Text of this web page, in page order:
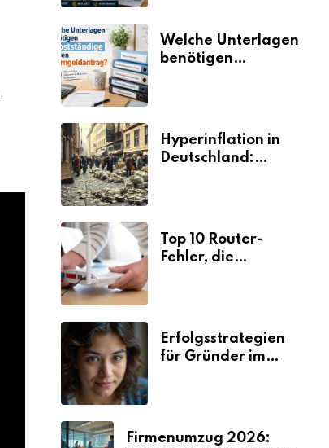
Umsätze machen
Welche Unterlagen
benötigen
Hyperinflation in
Deutschland:
Top 10 Router-
Fehler, die
Erfolgsstrategien
für Gründer im
Firmenumzug 2026: